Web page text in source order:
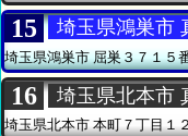
15 埼玉県鴻巣市
埼玉県鴻巣市屈巣３７１５
16 埼玉県北本市
埼玉県北本市本町７丁目１